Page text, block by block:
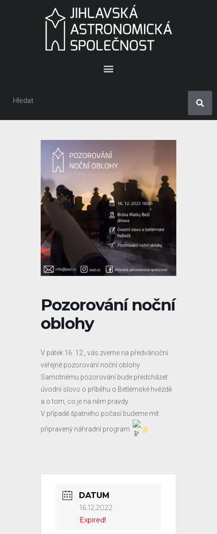
Pozorování noční
oblohy
V pátek 16. 12., vás zveme na předvánoční
veřejné pozorování noční oblohy.
Samotnému pozorování bude předcházet
úvodní slovo o příběhu o Betlémské hvězdě
a o tom, co je na něm pravdy.
V případě špatného počasí budeme mít
připravený náhradní program.
DATUM
16.12.2022
Expired!